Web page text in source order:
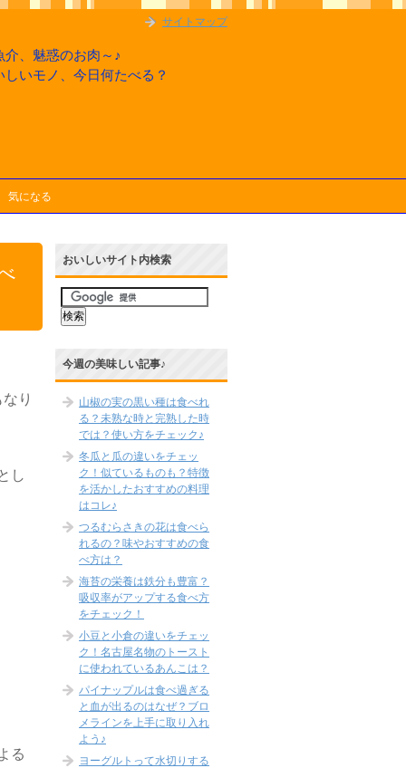
、魅惑のお肉～♪
いモノ、今日何たべる？
気になる
り
し
る
おいしいサイト内検索
今週の美味しい記事♪
山椒の実の黒い種は食べれ
る？未熟な時と完熟した時
では？使い方をチェック♪
冬瓜と瓜の違いをチェッ
ク！似ているものも？特徴
を活かしたおすすめの料理
はコレ♪
つるむらさきの花は食べら
れるの？味やおすすめの食
べ方は？
海苔の栄養は鉄分も豊富？
吸収率がアップする食べ方
をチェック！
小豆と小倉の違いをチェッ
ク！名古屋名物のトースト
に使われているあんこは？
パイナップルは食べ過ぎる
と血が出るのはなぜ？ブロ
メラインを上手に取り入れ
よう♪
ヨーグルトって水切りする
サイトマップ